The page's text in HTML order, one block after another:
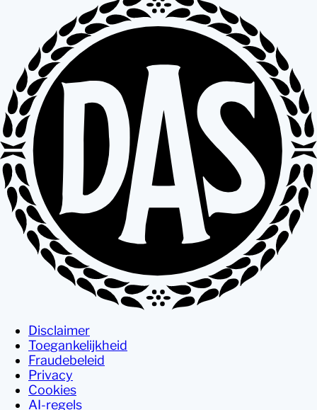
Disclaimer
Toegankelijkheid
Fraudebeleid
Privacy
Cookies
AI-regels